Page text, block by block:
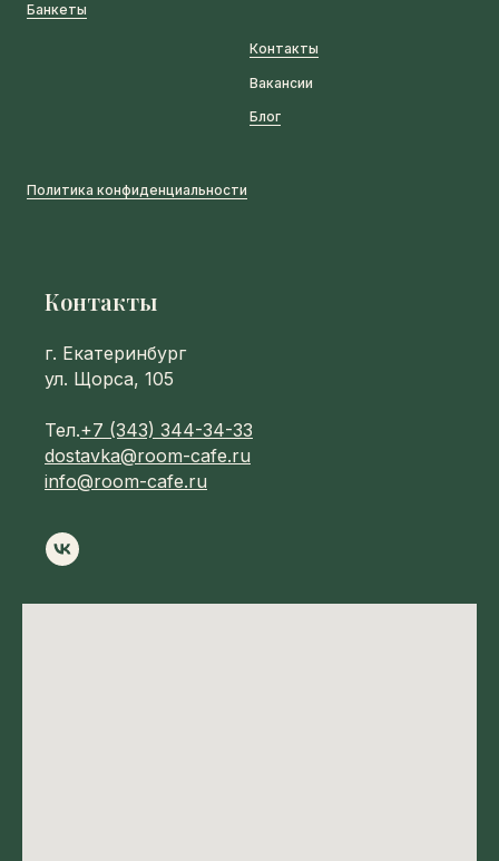
Банкеты
Контакты
Вакансии
Блог
Политика конфиденциальности
Контакты
г. Екатеринбург
ул. Щорса, 105
Тел.+7 (343) 344-34-33
dostavka@room-cafe.ru
info@room-cafe.ru